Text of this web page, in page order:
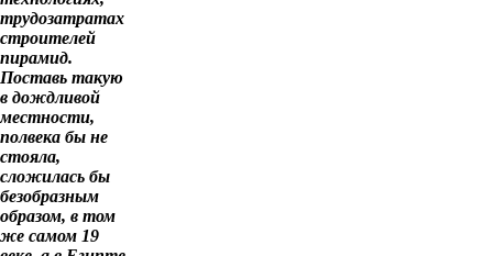
трудозатратах
строителей
пирамид.
Поставь такую
в дождливой
местности,
полвека бы не
стояла,
сложилась бы
безобразным
образом, в том
же самом 19